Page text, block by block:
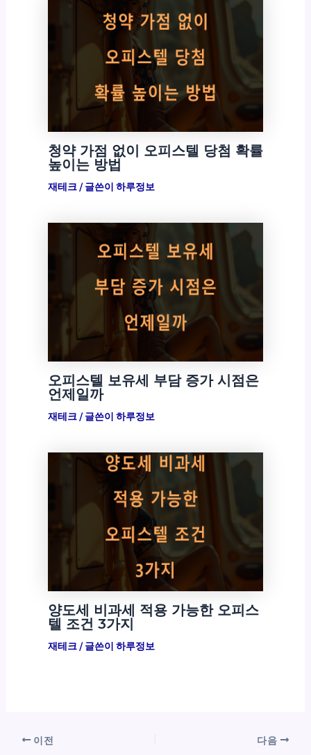
청약 가점 없이 오피스텔 당첨 확률
높이는 방법
재테크/ 글쓴이 하루정보
오피스텔 보유세 부담 증가 시점은
언제일까
재테크/ 글쓴이 하루정보
양도세 비과세 적용 가능한 오피스
텔 조건 3가지
재테크/ 글쓴이 하루정보
이전 다음